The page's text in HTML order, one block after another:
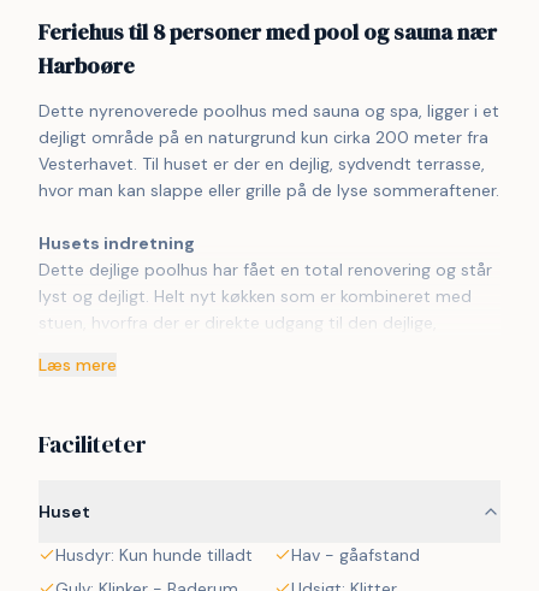
Feriehus til 8 personer med pool og sauna nær
Harboøre
Dette nyrenoverede poolhus med sauna og spa, ligger i et
dejligt område på en naturgrund kun cirka 200 meter fra
Vesterhavet. Til huset er der en dejlig, sydvendt terrasse,
hvor man kan slappe eller grille på de lyse sommeraftener.
Husets indretning
Dette dejlige poolhus har fået en total renovering og står
lyst og dejligt. Helt nyt køkken som er kombineret med
stuen, hvorfra der er direkte udgang til den dejlige,
køkkenet med forsyninger til gæsterne udenfor eller til
fryser på 50 liter og et glaskeramisk komfur. I stuen er der
parabolkanaler, der er desuden mulighed for at streame
Opholdsstuen byder dog også på en hyggelig sofagruppe
Læs mere
Faciliteter
Huset
Husdyr: Kun hunde tilladt
Hav - gåafstand